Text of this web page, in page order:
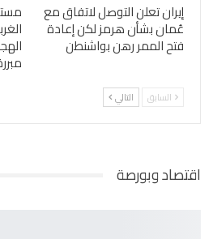
إيران تعلن التوصل لاتفاق مع
عُمان بشأن هرمز لكن إعادة
فتح الممر رهن بواشنطن
السابق التالي
اقتصاد وبورصة